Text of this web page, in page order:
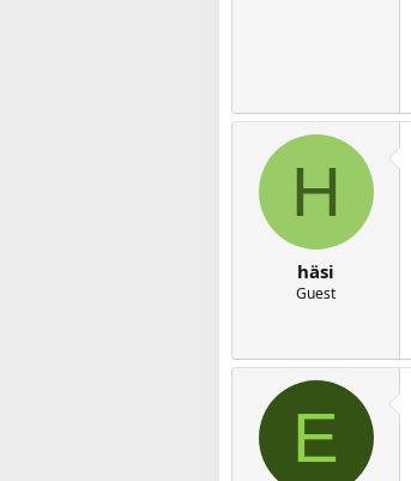
H
häsi
Guest
E